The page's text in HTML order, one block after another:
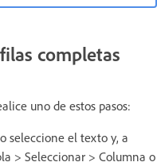
completas
uno de estos pasos:
seleccione el texto y, a
> Seleccionar > Columna o